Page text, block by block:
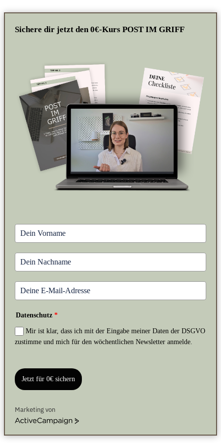
Sichere dir jetzt den 0€-Kurs POST IM GRIFF
Datenschutz *
Mir ist klar, dass ich mit der Eingabe meiner Daten der DSGVO
zustimme und mich für den wöchentlichen Newsletter anmelde.
Jetzt für 0€ sichern
Marketing von
ActiveCampaign